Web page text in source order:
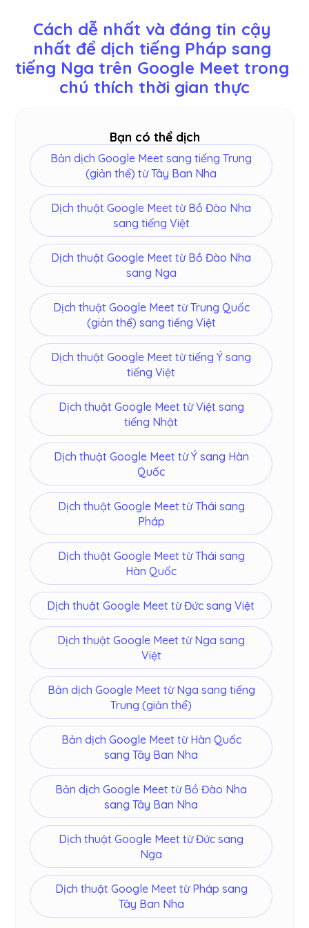
Hàn Quốc, Tây Ban Nha, Bồ Đào Nha, Pháp, Đức,
Thụy Điển, Phần Lan, Ả Rập, Hindi, Urdu, Thổ Nhĩ
Kỳ, Na Uy, Ý, Miến Điện, Nga, Philippines, Swahili,
Hungary và hơn .
Cách dễ nhất và đáng tin cậy
nhất để dịch tiếng Pháp sang
tiếng Nga trên Google Meet trong
chú thích thời gian thực
Bạn có thể dịch
Bản dịch Google Meet sang tiếng Trung
(giản thể) từ Tây Ban Nha
Dịch thuật Google Meet từ Bồ Đào Nha
sang tiếng Việt
Dịch thuật Google Meet từ Bồ Đào Nha
sang Nga
Dịch thuật Google Meet từ Trung Quốc
(giản thể) sang tiếng Việt
Dịch thuật Google Meet từ tiếng Ý sang
tiếng Việt
Dịch thuật Google Meet từ Việt sang
tiếng Nhật
Dịch thuật Google Meet từ Ý sang Hàn
Quốc
Dịch thuật Google Meet từ Thái sang
Pháp
Dịch thuật Google Meet từ Thái sang
Hàn Quốc
Dịch thuật Google Meet từ Đức sang Việt
Dịch thuật Google Meet từ Nga sang
Việt
Bản dịch Google Meet từ Nga sang tiếng
Trung (giản thể)
Bản dịch Google Meet từ Hàn Quốc
sang Tây Ban Nha
Bản dịch Google Meet từ Bồ Đào Nha
sang Tây Ban Nha
Dịch thuật Google Meet từ Đức sang
Nga
Dịch thuật Google Meet từ Pháp sang
Tây Ban Nha